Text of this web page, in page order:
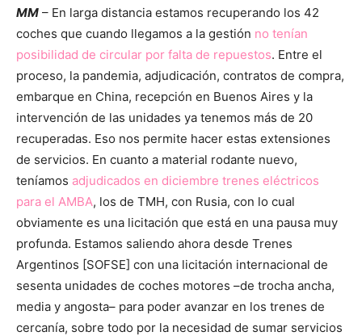
MM – En larga distancia estamos recuperando los 42
coches que cuando llegamos a la gestión no tenían
posibilidad de circular por falta de repuestos. Entre el
proceso, la pandemia, adjudicación, contratos de compra,
embarque en China, recepción en Buenos Aires y la
intervención de las unidades ya tenemos más de 20
recuperadas. Eso nos permite hacer estas extensiones
de servicios. En cuanto a material rodante nuevo,
teníamos adjudicados en diciembre trenes eléctricos
para el AMBA, los de TMH, con Rusia, con lo cual
obviamente es una licitación que está en una pausa muy
profunda. Estamos saliendo ahora desde Trenes
Argentinos [SOFSE] con una licitación internacional de
sesenta unidades de coches motores –de trocha ancha,
media y angosta– para poder avanzar en los trenes de
cercanía, sobre todo por la necesidad de sumar servicios